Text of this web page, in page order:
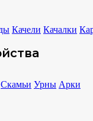
Качели Качалки
Скамьи Урны Арки